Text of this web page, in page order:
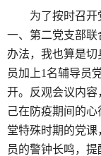
为了按时召
一、第二党支部
办法，我也算是
员加上1 名辅导员
开。反观会议内容
己在防疫期间的
堂特殊时期的党
员的警钟长鸣，